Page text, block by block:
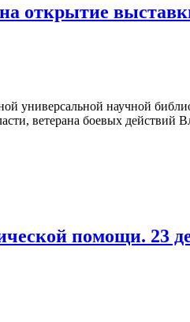
открытие
универсальной научной
ветерана боевых действий
помощи. 23